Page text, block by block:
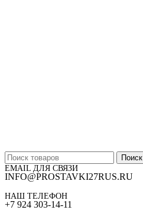
Поиск
EMAIL ДЛЯ СВЯЗИ
INFO@PROSTAVKI27RUS.RU
НАШ ТЕЛЕФОН
+7 924 303-14-11